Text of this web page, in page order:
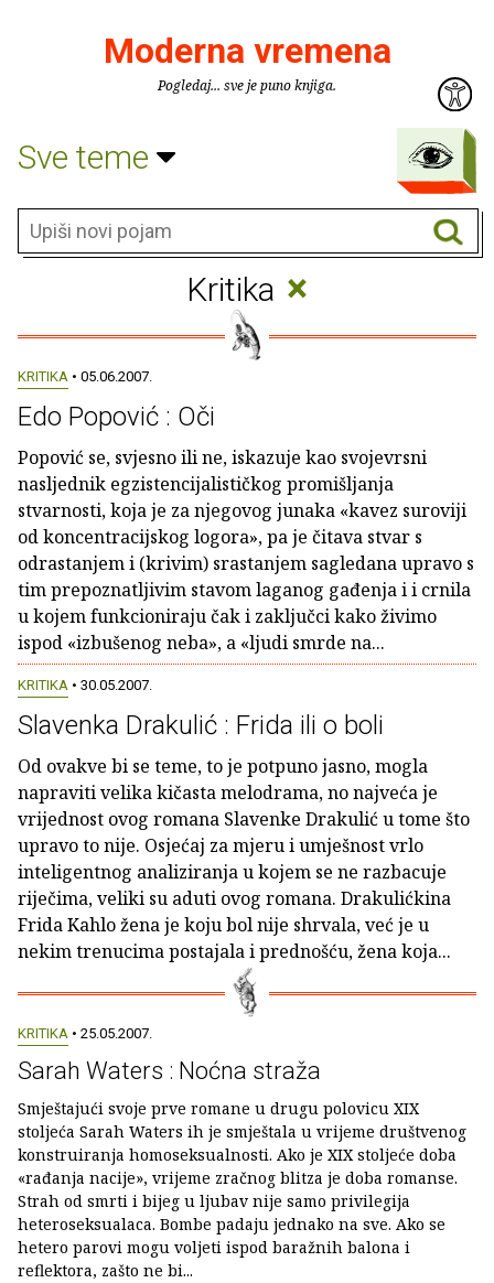
Moderna vremena
Pogledaj... sve je puno knjiga.
Sve teme
Kritika ×
KRITIKA • 05.06.2007.
Edo Popović : Oči
Popović se, svjesno ili ne, iskazuje kao svojevrsni
nasljednik egzistencijalističkog promišljanja
stvarnosti, koja je za njegovog junaka «kavez suroviji
od koncentracijskog logora», pa je čitava stvar s
odrastanjem i (krivim) srastanjem sagledana upravo s
tim prepoznatljivim stavom laganog gađenja i i crnila
u kojem funkcioniraju čak i zaključci kako živimo
ispod «izbušenog neba», a «ljudi smrde na...
KRITIKA • 30.05.2007.
Slavenka Drakulić : Frida ili o boli
Od ovakve bi se teme, to je potpuno jasno, mogla
napraviti velika kičasta melodrama, no najveća je
vrijednost ovog romana Slavenke Drakulić u tome što
upravo to nije. Osjećaj za mjeru i umješnost vrlo
inteligentnog analiziranja u kojem se ne razbacuje
riječima, veliki su aduti ovog romana. Drakulićkina
Frida Kahlo žena je koju bol nije shrvala, već je u
nekim trenucima postajala i prednošću, žena koja...
KRITIKA • 25.05.2007.
Sarah Waters : Noćna straža
Smještajući svoje prve romane u drugu polovicu XIX
stoljeća Sarah Waters ih je smještala u vrijeme društvenog
konstruiranja homoseksualnosti. Ako je XIX stoljeće doba
«rađanja nacije», vrijeme zračnog blitza je doba romanse.
Strah od smrti i bijeg u ljubav nije samo privilegija
heteroseksualaca. Bombe padaju jednako na sve. Ako se
hetero parovi mogu voljeti ispod baražnih balona i
reflektora, zašto ne bi...